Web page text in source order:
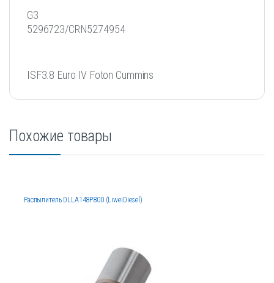
G3
5296723/CRN5274954
ISF3.8 Euro IV Foton Cummins
Похожие товары
Распылитель DLLA148P800 (LiweiDiesel)